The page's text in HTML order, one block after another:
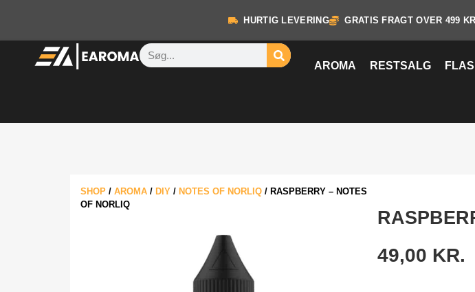
HURTIG LEVERING GRATIS FRAGT OVER 499
AROMA RESTSALG
SHOP / AROMA / DIY / NOTES OF NORLIQ / RASPBERRY – NOTES
OF NORLIQ
49,00 KR.